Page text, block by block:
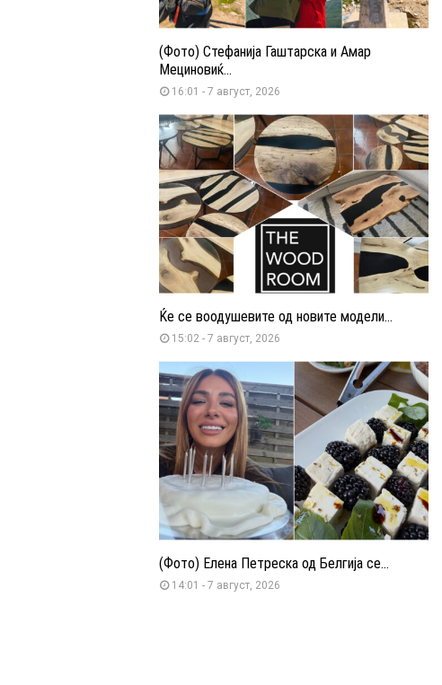
(Фото) Стефанија Гаштарска и Амар
Мециновиќ...
16:01 - 7 август, 2026
Ќе се воодушевите од новите модели...
15:02 - 7 август, 2026
(Фото) Елена Петреска од Белгија се...
14:01 - 7 август, 2026